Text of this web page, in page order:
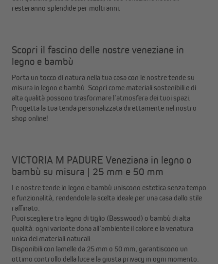
resteranno splendide per molti anni.
Scopri il fascino delle nostre veneziane in
legno e bambù
Porta un tocco di natura nella tua casa con le nostre tende su
misura in legno e bambù. Scopri come materiali sostenibili e di
alta qualità possono trasformare l’atmosfera dei tuoi spazi.
Progetta la tua tenda personalizzata direttamente nel nostro
shop online!
VICTORIA M PADURE Veneziana in legno o
bambù su misura | 25 mm e 50 mm
Le nostre tende in legno e bambù uniscono estetica senza tempo
e funzionalità, rendendole la scelta ideale per una casa dallo stile
raffinato.
Puoi scegliere tra legno di tiglio (Basswood) o bambù di alta
qualità: ogni variante dona all’ambiente il calore e la venatura
unica dei materiali naturali.
Disponibili con lamelle da 25 mm o 50 mm, garantiscono un
ottimo controllo della luce e la giusta privacy in ogni momento.